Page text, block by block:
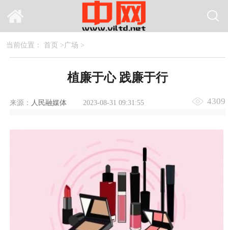
当前位置： 首页 >广场 >
植廉于心 践廉于行
来源： 人民融媒体 2023-08-31 09:31:55 4309